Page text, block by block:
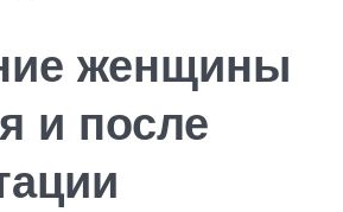
женщины
и после